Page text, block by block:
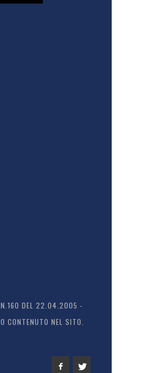
N.160 DEL 22.04.2005 -
NEL SITO.